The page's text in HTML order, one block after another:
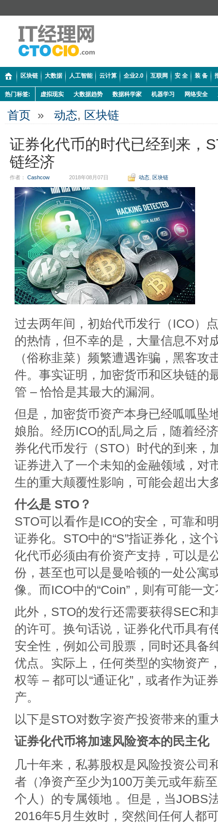
区块链 大数据 人工智能 云计算 企业2.0 互联网 安 全 装 备
热门标签: 虚拟现实 大数据趋势 数据科学家 机器学习 网络安全
首页 » 动态, 区块链
证券化代币的时代已经到来，
链经济
作者： Cashcow 2018年08月07日 动态 区块链
过去两年间，初始代币发行（ICO）
的热情，但不幸的是，大量信息不对
（俗称韭菜）频繁遭遇诈骗，黑客攻
件。事实证明，加密货币和区块链的
管 – 恰恰是其最大的漏洞。
但是，加密货币资产本身已经呱呱坠
娘胎。经历ICO的乱局之后，随着经
券化代币发行（STO）时代的到来，
证券进入了一个未知的金融领域，对
生的重大颠覆性影响，可能会超出大
什么是 STO？
STO可以看作是ICO的安全，可靠和
证券化。STO中的“S”指证券化，这
化代币必须由有价资产支持，可以是
份，甚至也可以是曼哈顿的一处公寓
像。而ICO中的“Coin”，则有可能一
此外，STO的发行还需要获得SEC和
的许可。换句话说，证券化代币具有
安全性，例如公司股票，同时还具备
优点。实际上，任何类型的实物资产
权等 – 都可以“通证化”，或者作为证
产。
以下是STO对数字资产投资带来的重
证券化代币将加速风险资本的民主化
几十年来，私募股权是风险投资公司
者（净资产至少为100万美元或年薪
个人）的专属领地 。但是，当JOBS
2016年5月生效时，突然间任何人都